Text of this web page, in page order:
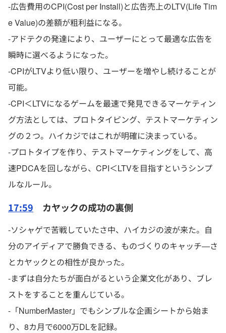
-広告費用のCPI(Cost per Install)と広告売上のLTV(Life Tim
e Value)の差額が粗利益になる。
-アドテクの発達により、ユーザーにとって最適な広告を
瞬時に選べるようになった。
-CPIがLTVより低い限り、ユーザーを増やし続けることが
可能。
-CPI＜LTVになるゲームを最速で発見できるマーケティン
グ方法としては、プロトタイピング、テストマーケティン
グの２つ。ハイカジではこれが明確に決まっている。
-プロトタイプを作り、テストマーケティングをして、高
速PDCAを回しながら、CPI＜LTVを目指すというシンプ
ルなルール。
17:59 カヤックの成功の裏側
-ソシャゲで苦戦していたさ中、ハイカジの波が来た。自
分のアイディアで勝負できる、ものづくりのキャッチ―さ
とカヤックとの相性が良かった。
-まずは自分たちが面白がるという企業文化があり、ブレ
ストをすることを重んじている。
-「NumberMaster」でもシンプルな企画シートから始ま
り、8カ月で6000万DLを記録。